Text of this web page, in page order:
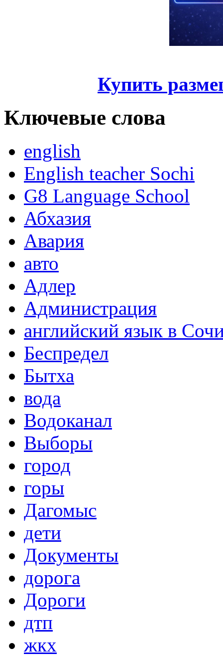
Купить
Ключевые слова
english
English teacher Sochi
G8 Language School
Абхазия
Авария
авто
Адлер
Администрация
английский язык в
Беспредел
Бытха
вода
Водоканал
Выборы
город
горы
Дагомыс
дети
Документы
дорога
Дороги
дтп
жкх